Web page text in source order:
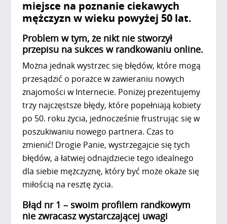
miejsce na poznanie ciekawych
mężczyzn w wieku powyżej 50 lat.
Problem w tym, że nikt nie stworzył
przepisu na sukces w randkowaniu online.
Można jednak wystrzec się błędów, które mogą
przesądzić o porażce w zawieraniu nowych
znajomości w Internecie. Poniżej prezentujemy
trzy najczęstsze błędy, które popełniają kobiety
po 50. roku życia, jednocześnie frustrując się w
poszukiwaniu nowego partnera. Czas to
zmienić! Drogie Panie, wystrzegajcie się tych
błędów, a łatwiej odnajdziecie tego idealnego
dla siebie mężczyznę, który być może okaże się
miłością na resztę życia.
Błąd nr 1 – swoim profilem randkowym
nie zwracasz wystarczającej uwagi